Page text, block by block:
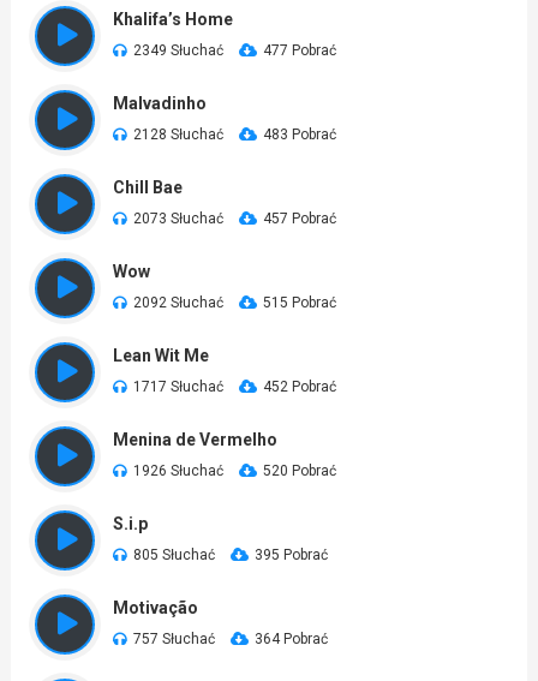
Khalifa’s Home
2349 Słuchać 477 Pobrać
Malvadinho
2128 Słuchać 483 Pobrać
Chill Bae
2073 Słuchać 457 Pobrać
Wow
2092 Słuchać 515 Pobrać
Lean Wit Me
1717 Słuchać 452 Pobrać
Menina de Vermelho
1926 Słuchać 520 Pobrać
S.i.p
805 Słuchać 395 Pobrać
Motivação
757 Słuchać 364 Pobrać